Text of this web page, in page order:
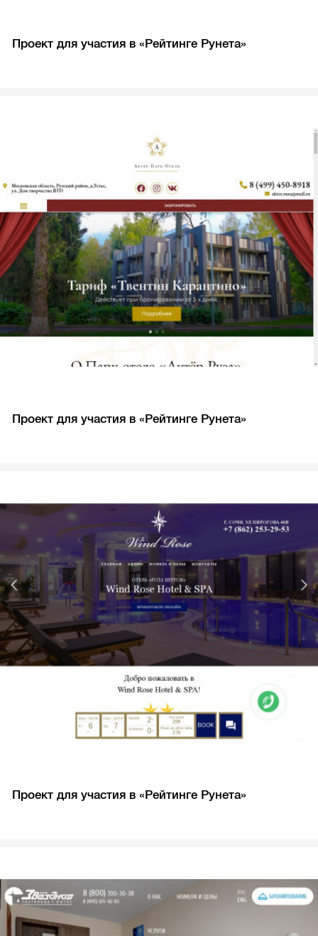
Проект для участия в «Рейтинге Рунета»
Проект для участия в «Рейтинге Рунета»
Проект для участия в «Рейтинге Рунета»